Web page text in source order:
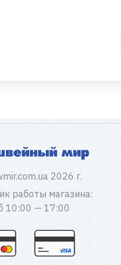
2026 г.
работы магазина:
10:00 — 17:00